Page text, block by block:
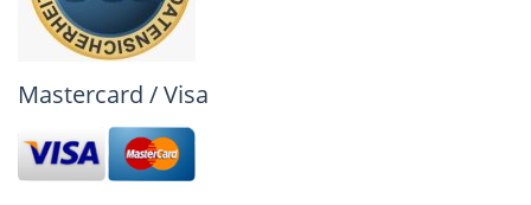
Mastercard / Visa